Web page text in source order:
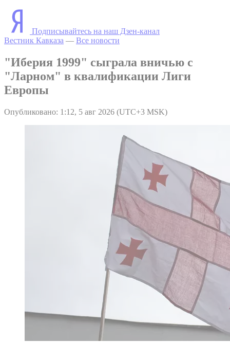
Подписывайтесь на наш Дзен-канал
Вестник Кавказа — Все новости
"Иберия 1999" сыграла вничью с
"Ларном" в квалификации Лиги
Европы
Опубликовано: 1:12, 5 авг 2026 (UTC+3 MSK)